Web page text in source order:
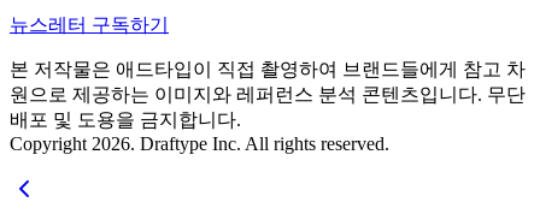
뉴스레터 구독하기
본 저작물은 애드타입이 직접 촬영하여 브랜드들에게 참고 차
원으로 제공하는 이미지와 레퍼런스 분석 콘텐츠입니다. 무단
배포 및 도용을 금지합니다.
Copyright 2026. Draftype Inc. All rights reserved.